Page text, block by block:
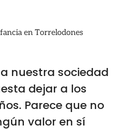
en Torrelodones
nuestra sociedad
dejar a los
Parece que no
valor en sí